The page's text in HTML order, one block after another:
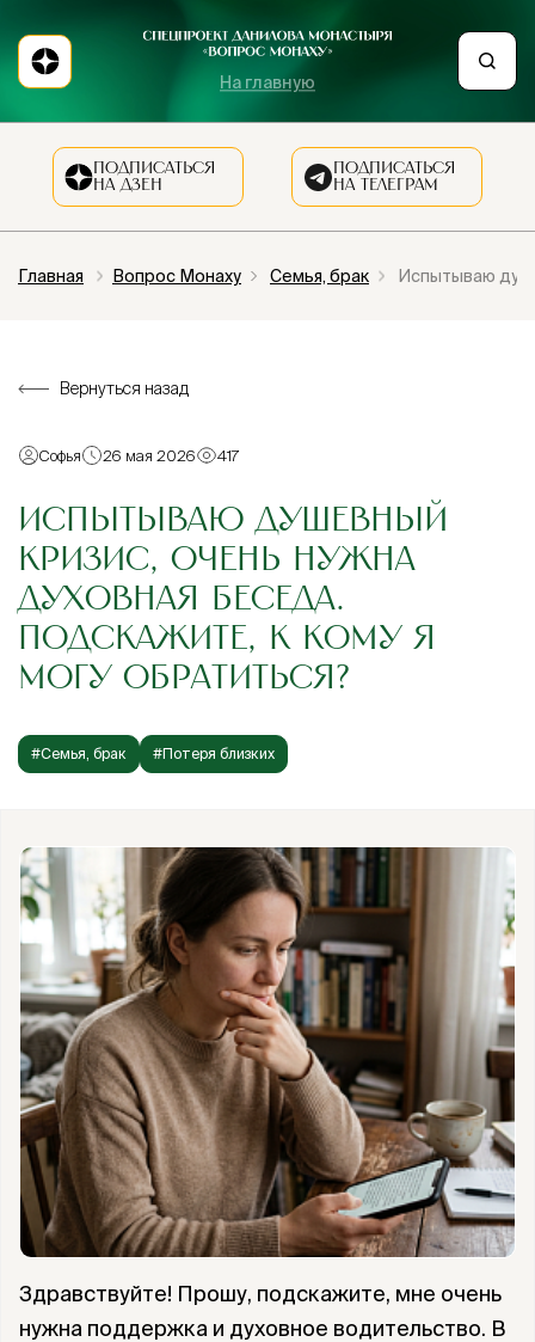
На главную
ПОДПИСАТЬСЯ
НА ДЗЕН
ПОДПИСАТЬСЯ
НА ТЕЛЕГРАМ
Главная Вопрос Монаху Семья, брак Испытываю
Вернуться назад
Софья 26 мая 2026 417
ИСПЫТЫВАЮ ДУШЕВНЫЙ
КРИЗИС, ОЧЕНЬ НУЖНА
ДУХОВНАЯ БЕСЕДА.
ПОДСКАЖИТЕ, К КОМУ Я
МОГУ ОБРАТИТЬСЯ?
#Семья, брак #Потеря близких
Здравствуйте! Прошу, подскажите, мне очень
нужна поддержка и духовное водительство. В